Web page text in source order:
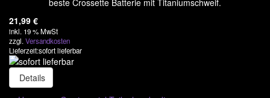
Lesli - Zena
Magnum Feuerwerk
Nico
Pyrogenie
beste Crossette Batterie mit Titaniumschweif.
21,99 €
inkl. 19 % MwSt
zzgl.Versandkosten
Lieferzeit:sofort lieferbar
Details